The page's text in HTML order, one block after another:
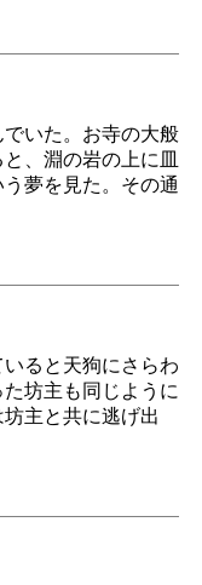
いた。お寺の大般
、淵の岩の上に皿
夢を見た。その通
ると天狗にさらわ
坊主も同じように
主と共に逃げ出